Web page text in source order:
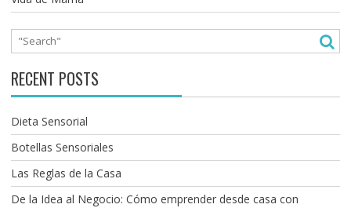
RECENT POSTS
Dieta Sensorial
Botellas Sensoriales
Las Reglas de la Casa
De la Idea al Negocio: Cómo emprender desde casa con